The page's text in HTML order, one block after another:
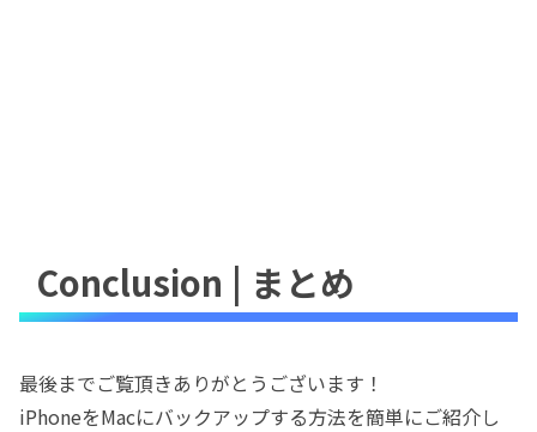
Conclusion | まとめ
最後までご覧頂きありがとうございます！
iPhoneをMacにバックアップする方法を簡単にご紹介し